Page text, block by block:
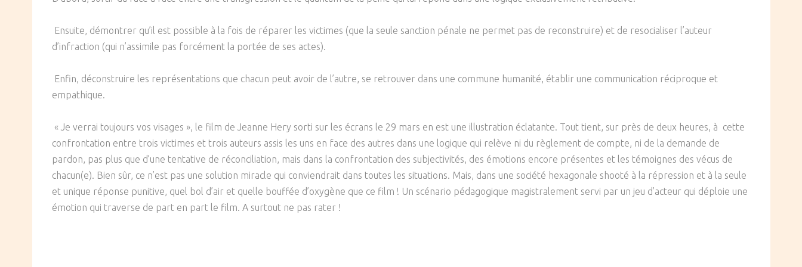
Agression Sexuelle
Accueil – Placement
Psychanalyse
Psychiatrie
Psychologie
Sexualité
Économie / Emploi
Politique
Scolarité
CULTURE
Romans / Médias
Ensuite, démontrer qu’il est possible à la fois de réparer les victimes (que la seule sanction pénale ne permet pas de reconstruire) et de resocialiser l’auteur
d’infraction (qui n’assimile pas forcément la portée de ses actes).
Enfin, déconstruire les représentations que chacun peut avoir de l’autre, se retrouver dans une commune humanité, établir une communication réciproque et
empathique.
« Je verrai toujours vos visages », le film de Jeanne Hery sorti sur les écrans le 29 mars en est une illustration éclatante. Tout tient, sur près de deux heures, à cette
confrontation entre trois victimes et trois auteurs assis les uns en face des autres dans une logique qui relève ni du règlement de compte, ni de la demande de
pardon, pas plus que d’une tentative de réconciliation, mais dans la confrontation des subjectivités, des émotions encore présentes et les témoignes des vécus de
chacun(e). Bien sûr, ce n’est pas une solution miracle qui conviendrait dans toutes les situations. Mais, dans une société hexagonale shooté à la répression et à la seule
et unique réponse punitive, quel bol d’air et quelle bouffée d’oxygène que ce film ! Un scénario pédagogique magistralement servi par un jeu d’acteur qui déploie une
émotion qui traverse de part en part le film. A surtout ne pas rater !